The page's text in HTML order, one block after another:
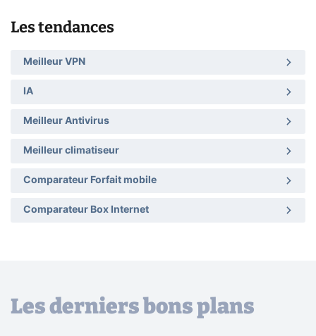
Les tendances
Meilleur VPN
IA
Meilleur Antivirus
Meilleur climatiseur
Comparateur Forfait mobile
Comparateur Box Internet
Les derniers bons plans